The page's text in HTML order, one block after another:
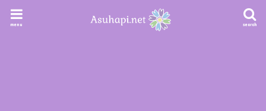
search
menu